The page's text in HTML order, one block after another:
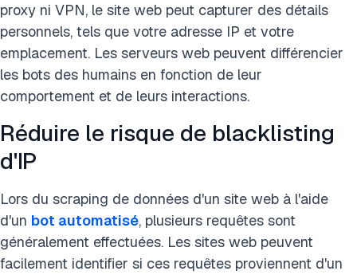
proxy ni VPN, le site web peut capturer des détails
personnels, tels que votre adresse IP et votre
emplacement. Les serveurs web peuvent différencier
les bots des humains en fonction de leur
comportement et de leurs interactions.
Réduire le risque de blacklisting
d'IP
Lors du scraping de données d'un site web à l'aide
d'un bot automatisé, plusieurs requêtes sont
généralement effectuées. Les sites web peuvent
facilement identifier si ces requêtes proviennent d'un